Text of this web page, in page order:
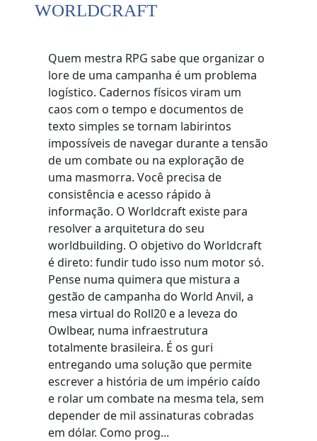
WORLDCRAFT
Quem mestra RPG sabe que organizar o
lore de uma campanha é um problema
logístico. Cadernos físicos viram um
caos com o tempo e documentos de
texto simples se tornam labirintos
impossíveis de navegar durante a tensão
de um combate ou na exploração de
uma masmorra. Você precisa de
consistência e acesso rápido à
informação. O Worldcraft existe para
resolver a arquitetura do seu
worldbuilding. O objetivo do Worldcraft
é direto: fundir tudo isso num motor só.
Pense numa quimera que mistura a
gestão de campanha do World Anvil, a
mesa virtual do Roll20 e a leveza do
Owlbear, numa infraestrutura
totalmente brasileira. É os guri
entregando uma solução que permite
escrever a história de um império caído
e rolar um combate na mesma tela, sem
depender de mil assinaturas cobradas
em dólar. Como prog...